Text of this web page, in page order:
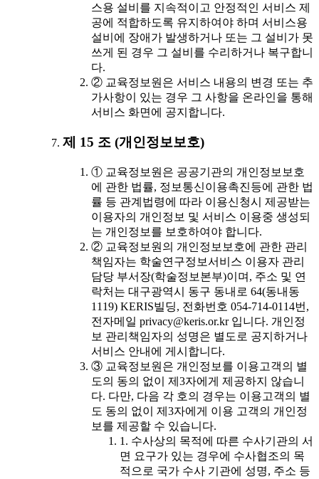
스용 설비를 지속적이고 안정적인 서비스 제
공에 적합하도록 유지하여야 하며 서비스용
설비에 장애가 발생하거나 또는 그 설비가 못
쓰게 된 경우 그 설비를 수리하거나 복구합니
다.
② 교육정보원은 서비스 내용의 변경 또는 추
가사항이 있는 경우 그 사항을 온라인을 통해
서비스 화면에 공지합니다.
제 15 조 (개인정보보호)
① 교육정보원은 공공기관의 개인정보보호
에 관한 법률, 정보통신이용촉진등에 관한 법
률 등 관계법령에 따라 이용신청시 제공받는
이용자의 개인정보 및 서비스 이용중 생성되
는 개인정보를 보호하여야 합니다.
② 교육정보원의 개인정보보호에 관한 관리
책임자는 학술연구정보서비스 이용자 관리
담당 부서장(학술정보본부)이며, 주소 및 연
락처는 대구광역시 동구 동내로 64(동내동
1119) KERIS빌딩, 전화번호 054-714-0114번,
전자메일 privacy@keris.or.kr 입니다. 개인정
보 관리책임자의 성명은 별도로 공지하거나
서비스 안내에 게시합니다.
③ 교육정보원은 개인정보를 이용고객의 별
도의 동의 없이 제3자에게 제공하지 않습니
다. 다만, 다음 각 호의 경우는 이용고객의 별
도 동의 없이 제3자에게 이용 고객의 개인정
보를 제공할 수 있습니다.
1. 수사상의 목적에 따른 수사기관의 서
면 요구가 있는 경우에 수사협조의 목
적으로 국가 수사 기관에 성명, 주소 등